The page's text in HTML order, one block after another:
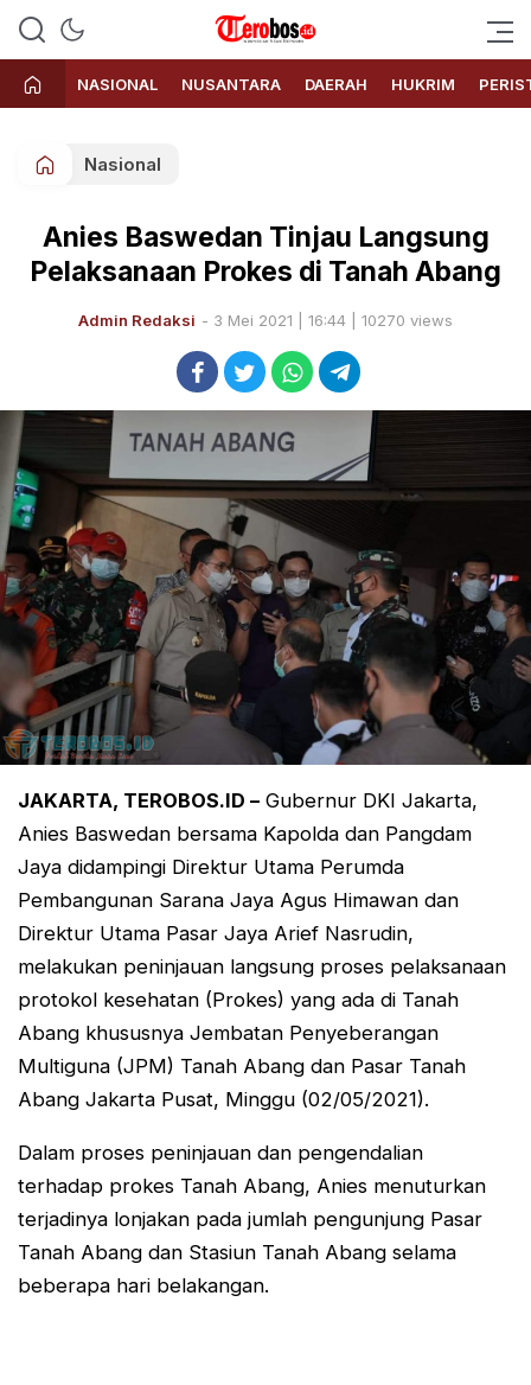
Terobos.id – Kabar terkini dari
Indonesia
Media siber yang menyajikan
berita terbaru dan kabar terkini
dari Indonesia untuk dunia
NASIONAL NUSANTARA DAERAH HUKRIM
Nasional
Anies Baswedan Tinjau Langsung
Pelaksanaan Prokes di Tanah Abang
Admin Redaksi - 3 Mei 2021 | 16:44 | 10270 views
JAKARTA, TEROBOS.ID – Gubernur DKI Jakarta,
Anies Baswedan bersama Kapolda dan Pangdam
Jaya didampingi Direktur Utama Perumda
Pembangunan Sarana Jaya Agus Himawan dan
Direktur Utama Pasar Jaya Arief Nasrudin,
melakukan peninjauan langsung proses pelaksanaan
protokol kesehatan (Prokes) yang ada di Tanah
Abang khususnya Jembatan Penyeberangan
Multiguna (JPM) Tanah Abang dan Pasar Tanah
Abang Jakarta Pusat, Minggu (02/05/2021).
Dalam proses peninjauan dan pengendalian
terhadap prokes Tanah Abang, Anies menuturkan
terjadinya lonjakan pada jumlah pengunjung Pasar
Tanah Abang dan Stasiun Tanah Abang selama
beberapa hari belakangan.